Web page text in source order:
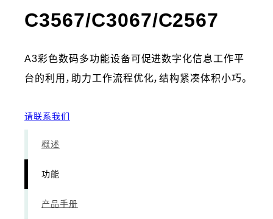
C3567/C3067/C2567
A3彩色数码多功能设备可促进数字化信息工作平
台的利用，助力工作流程优化，结构紧凑体积小巧。
请联系我们
概述
功能
产品手册